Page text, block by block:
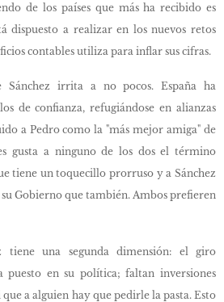
de los países que más ha recibido es
dispuesto a realizar en los nuevos retos
contables utiliza para inflar sus cifras.
Sánchez irrita a no pocos. España ha
de confianza, refugiándose en alianzas
a Pedro como la "más mejor amiga" de
gusta a ninguno de los dos el término
tiene un toquecillo prorruso y a Sánchez
Gobierno que también. Ambos prefieren
tiene una segunda dimensión: el giro
puesto en su política; faltan inversiones
que a alguien hay que pedirle la pasta. Esto